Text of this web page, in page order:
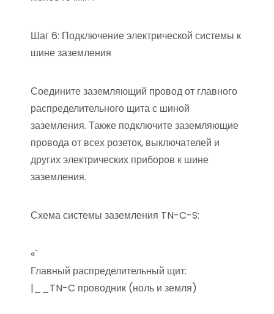
Шаг 6: Подключение электрической системы к
шине заземления
Соедините заземляющий провод от главного
распределительного щита с шиной
заземления. Также подключите заземляющие
провода от всех розеток, выключателей и
других электрических приборов к шине
заземления.
Схема системы заземления TN-C-S:
«`
Главный распределительный щит:
|__TN-C проводник (ноль и земля)